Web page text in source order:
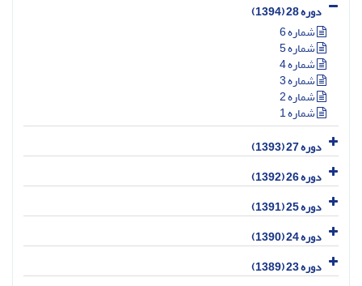
دوره 28 (1394)
شماره 6
شماره 5
شماره 4
شماره 3
شماره 2
شماره 1
دوره 27 (1393)
دوره 26 (1392)
دوره 25 (1391)
دوره 24 (1390)
دوره 23 (1389)